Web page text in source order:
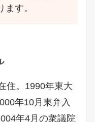
す。
住。1990年東大
年10月東弁入
年4月の衆議院